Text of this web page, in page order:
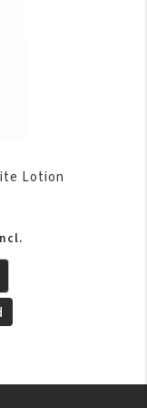
Lotion